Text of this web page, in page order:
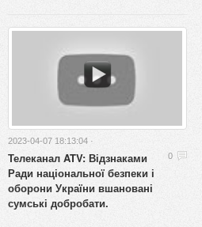
2023-04-07 18:13:04 ·
0
Телеканал ATV: Відзнаками
Ради національної безпеки і
оборони України вшановані
сумські добробати.